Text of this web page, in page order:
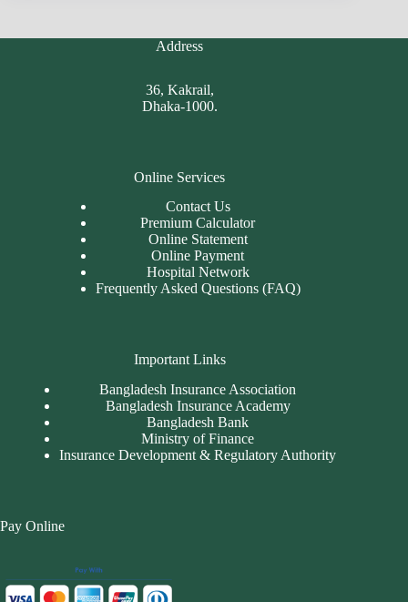
Address
36, Kakrail,
Dhaka-1000.
Online Services
Contact Us
Premium Calculator
Online Statement
Online Payment
Hospital Network
Frequently Asked Questions (FAQ)
Important Links
Bangladesh Insurance Association
Bangladesh Insurance Academy
Bangladesh Bank
Ministry of Finance
Insurance Development & Regulatory Authority
Pay Online